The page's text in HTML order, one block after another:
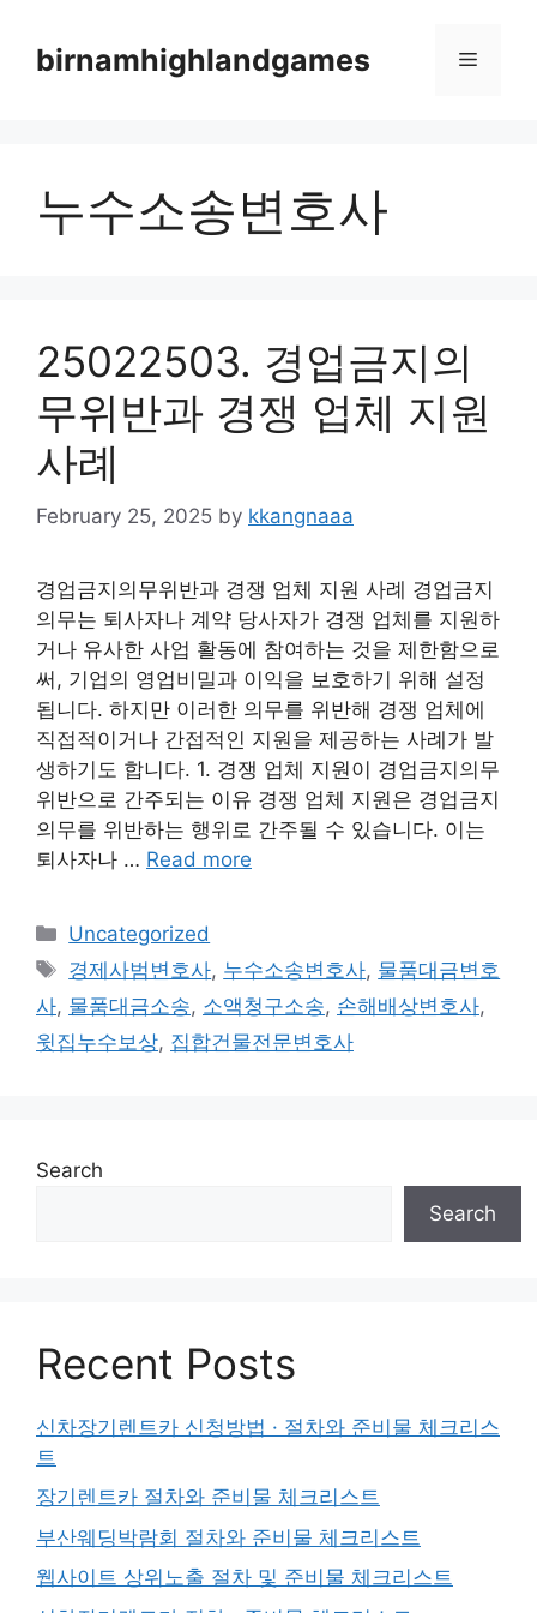
contentbirnamhighlandgames Menu
누수소송변호사
25022503. 경업금지의
무위반과 경쟁 업체 지원
사례
February 25, 2025 by kkangnaaa
경업금지의무위반과 경쟁 업체 지원 사례 경업금지
의무는 퇴사자나 계약 당사자가 경쟁 업체를 지원하
거나 유사한 사업 활동에 참여하는 것을 제한함으로
써, 기업의 영업비밀과 이익을 보호하기 위해 설정
됩니다. 하지만 이러한 의무를 위반해 경쟁 업체에
직접적이거나 간접적인 지원을 제공하는 사례가 발
생하기도 합니다. 1. 경쟁 업체 지원이 경업금지의무
위반으로 간주되는 이유 경쟁 업체 지원은 경업금지
의무를 위반하는 행위로 간주될 수 있습니다. 이는
퇴사자나 … Read more
Categories
Uncategorized
Tags
경제사범변호사, 누수소송변호사, 물품대금변호
사, 물품대금소송, 소액청구소송, 손해배상변호사,
윗집누수보상, 집합건물전문변호사
Search
Search
Recent Posts
신차장기렌트카 신청방법 · 절차와 준비물 체크리스
트
장기렌트카 절차와 준비물 체크리스트
부산웨딩박람회 절차와 준비물 체크리스트
웹사이트 상위노출 절차 및 준비물 체크리스트